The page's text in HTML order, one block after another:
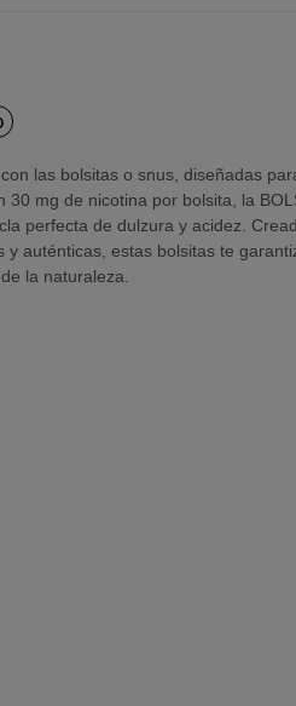
las bolsitas o snus, diseñadas
mg de nicotina por bolsita, la
perfecta de dulzura y acidez.
auténticas, estas bolsitas te
la naturaleza.